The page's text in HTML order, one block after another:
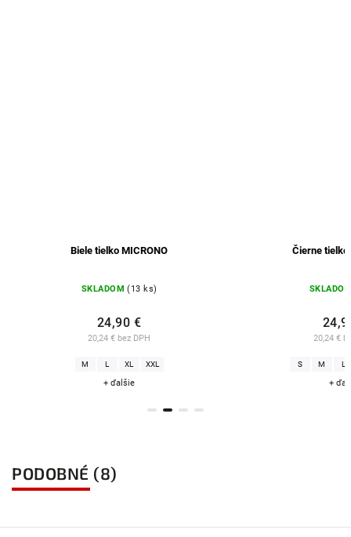
Biele tielko MICRONO
SKLADOM (13 ks)
20,24 € bez DPH
24,90 €
M L XL XXL
+ ďalšie
Čierne tielko
20,24 €
S M L
+
PODOBNÉ (8)